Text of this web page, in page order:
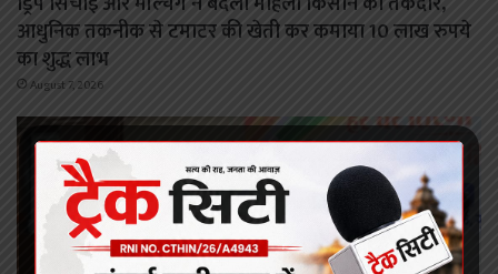
आधुनिक तकनीक से टमाटर की खेती कर कमाया 10 लाख रुपये
का शुद्ध लाभ
August 7, 2026